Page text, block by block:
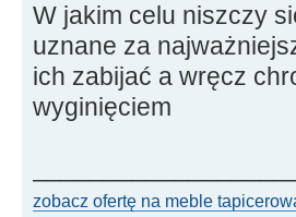
W jakim celu niszczy
uznane za
ich zabijać a wręcz
wyginięciem
zobacz ofertę na meble